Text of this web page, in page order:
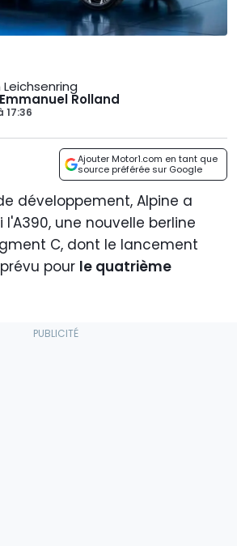
Emmanuel Rolland
17:36
Ajouter Motor1.com en tant que
source préférée sur Google
développement, Alpine a
une nouvelle berline
C, dont le lancement
pour le quatrième